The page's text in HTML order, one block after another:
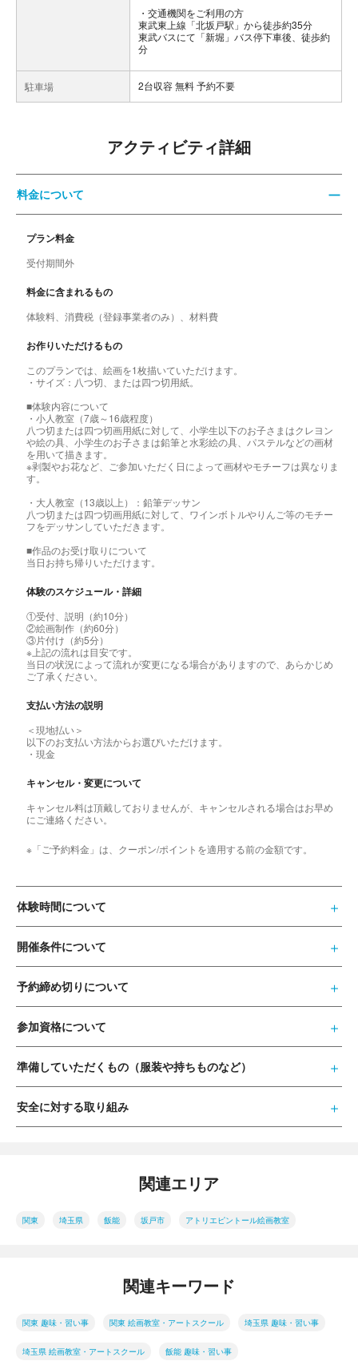
交通機関をご利用の方
東武東上線「北坂戸駅」から徒歩約35分
東武バスにて「新堀」バス停下車後、徒歩約
分
駐車場 2台収容 無料 予約不要
アクティビティ詳細
料金について
プラン料金
受付期間外
料金に含まれるもの
体験料、消費税（登録事業者のみ）、材料費
お作りいただけるもの
このプランでは、絵画を1枚描いていただけます。
・サイズ：八つ切、または四つ切用紙。
■体験内容について
・小人教室（7歳～16歳程度）
八つ切または四つ切画用紙に対して、小学生以下のお子さまはクレヨン
や絵の具、小学生のお子さまは鉛筆と水彩絵の具、パステルなどの画材
を用いて描きます。
※剥製やお花など、ご参加いただく日によって画材やモチーフは異なりま
す。
・大人教室（13歳以上）：鉛筆デッサン
八つ切または四つ切画用紙に対して、ワインボトルやりんご等のモチー
フをデッサンしていただきます。
■作品のお受け取りについて
当日お持ち帰りいただけます。
体験のスケジュール・詳細
①受付、説明（約10分）
②絵画制作（約60分）
③片付け（約5分）
※上記の流れは目安です。
当日の状況によって流れが変更になる場合がありますので、あらかじめ
ご了承ください。
支払い方法の説明
＜現地払い＞
以下のお支払い方法からお選びいただけます。
・現金
キャンセル・変更について
キャンセル料は頂戴しておりませんが、キャンセルされる場合はお早め
にご連絡ください。
※「ご予約料金」は、クーポン/ポイントを適用する前の金額です。
体験時間について
開催条件について
予約締め切りについて
参加資格について
準備していただくもの（服装や持ちものなど）
安全に対する取り組み
関連エリア
関東 埼玉県 飯能 坂戸市 アトリエピントール絵画教室
関連キーワード
関東 趣味・習い事 関東 絵画教室・アートスクール 埼玉県 趣味・習い事
埼玉県 絵画教室・アートスクール 飯能 趣味・習い事